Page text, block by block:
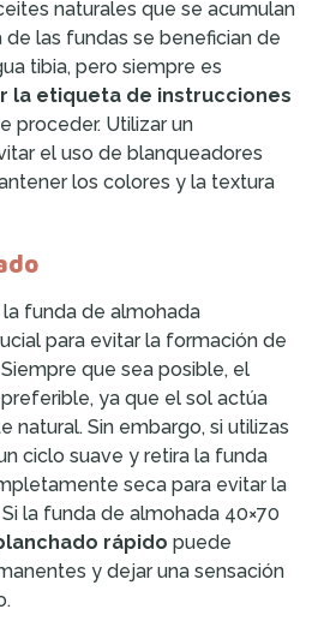
naturales que se acumulan
de las fundas se benefician de
tibia, pero siempre es
la etiqueta de instrucciones
proceder. Utilizar un
el uso de blanqueadores
los colores y la textura
funda de almohada
para evitar la formación de
que sea posible, el
ya que el sol actúa
natural. Sin embargo, si utilizas
ciclo suave y retira la funda
seca para evitar la
la funda de almohada 40×70
rápido puede
y dejar una sensación